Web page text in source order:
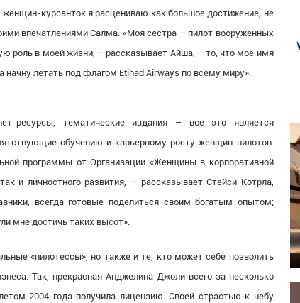
курсанток я расцениваю как большое достижение, не
впечатлениями Салма. «Моя сестра – пилот вооруженных
роль в моей жизни, – рассказывает Айша, – то, что мое имя
начну летать под флагом Etihad Airways по всему миру».
ресурсы, тематические издания – все это является
обучению и карьерному росту женщин-пилотов.
программы от Организации «Женщины в корпоративной
и личностного развития, – рассказывает Стейси Котрла,
всегда готовые поделиться своим богатым опытом;
мне достичь таких высот».
«пилотессы», но также и те, кто может себе позволить
Так, прекрасная Анджелина Джоли всего за несколько
2004 года получила лицензию. Своей страстью к небу